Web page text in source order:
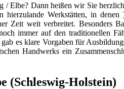
/ Elbe? Dann heißen wir Sie
hierzulande Werkstätten, in denen
Zeit weit verbreitet. Besonders
immer auf den traditionellen
es klare Vorgaben für
Handwerks ein
(Schleswig-Holstein)